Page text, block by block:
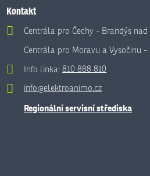
Kontakt
Centrála pro Čechy - Brandýs nad
Centrála pro Moravu a Vysočinu -
Info linka:810 888 810
info@elektroanimo.cz
Regionální servisní střediska